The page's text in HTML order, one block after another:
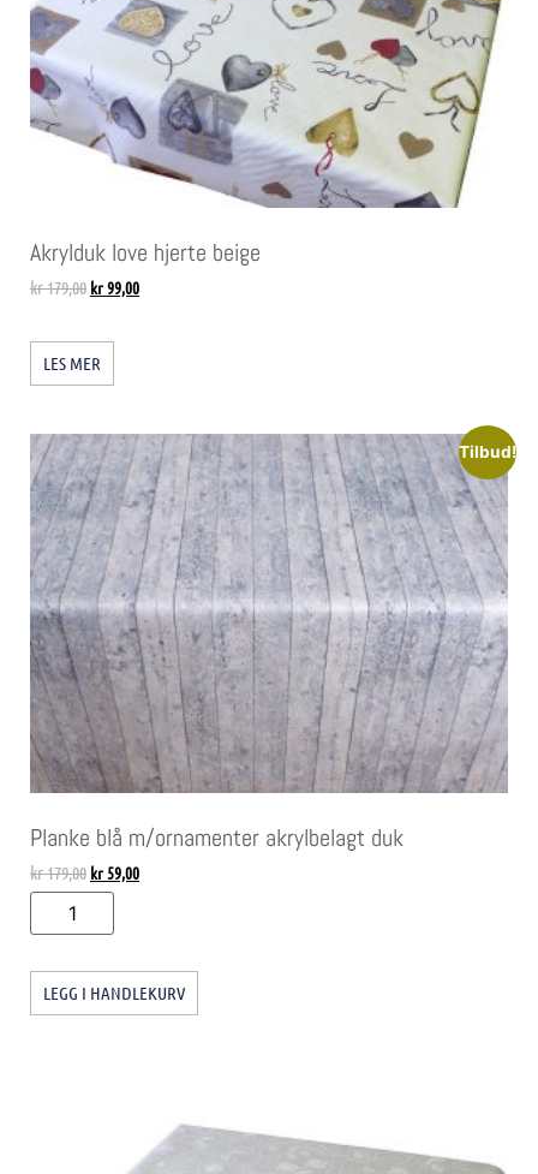
Akrylduk love hjerte beige
kr179,00 kr99,00
LES MER
Tilbud!
Planke blå m/ornamenter akrylbelagt duk
kr179,00 kr 59,00
LEGG I HANDLEKURV